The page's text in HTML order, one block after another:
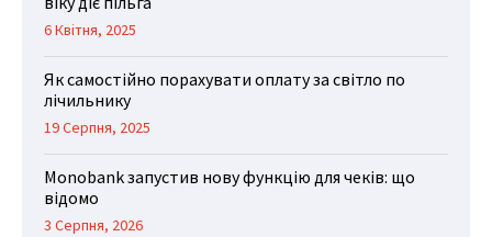
6 Квітня, 2025
Як самостійно порахувати оплату за світло по
лічильнику
19 Серпня, 2025
Monobank запустив нову функцію для чеків: що
відомо
3 Серпня, 2026